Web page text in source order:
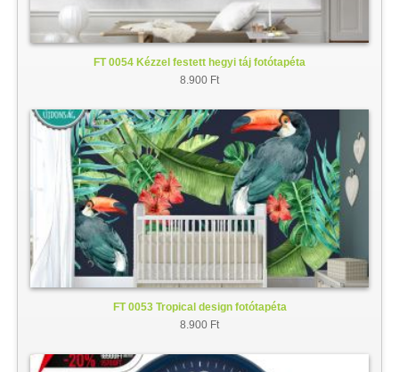
FT 0054 Kézzel festett hegyi táj fotótapéta
8.900 Ft
FT 0053 Tropical design fotótapéta
8.900 Ft